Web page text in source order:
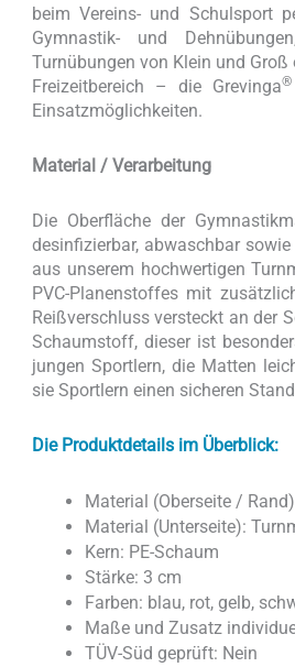
beim Vereins- und Schulsport
Gymnastik- und
Turnübungen von Klein und
Freizeitbereich – die Grevinga®
Einsatzmöglichkeiten.
Material / Verarbeitung
Die Oberfläche der
desinfizierbar, abwaschbar
aus unserem hochwertigen
PVC-Planenstoffes mit
Reißverschluss versteckt an der
Schaumstoff, dieser ist
jungen Sportlern, die Matten
sie Sportlern einen sicheren
Die Produktdetails im Überblick:
Material (Oberseite /
Material (Unterseite):
Kern: PE-Schaum
Stärke: 3 cm
Farben: blau, rot, gelb,
Maße und Zusatz
TÜV-Süd geprüft: Nein